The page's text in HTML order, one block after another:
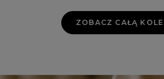
ZOBACZ CAŁĄ